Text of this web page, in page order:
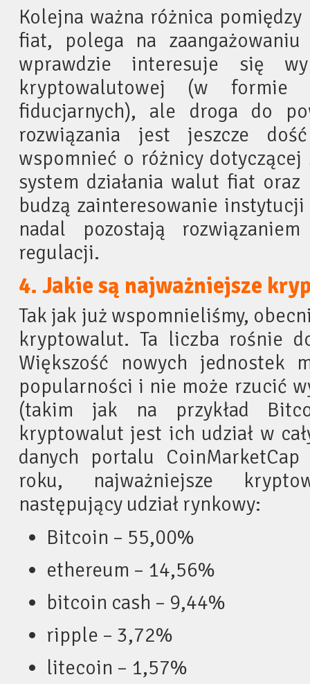
Kolejna ważna różnica
fiat, polega na
wprawdzie interesuje się
kryptowalutowej (w formie
fiducjarnych), ale droga do
rozwiązania jest jeszcze
wspomnieć o różnicy
system działania walut fiat
budzą zainteresowanie
nadal pozostają
regulacji.
4. Jakie są najważniejsze
Tak jak już wspomnieliśmy,
kryptowalut. Ta liczba rośnie
Większość nowych jednostek
popularności i nie może rzucić
(takim jak na przykład
kryptowalut jest ich udział w
danych portalu
roku, najważniejsze
następujący udział rynkowy:
Bitcoin – 55,00%
ethereum – 14,56%
bitcoin cash – 9,44%
ripple – 3,72%
litecoin – 1,57%